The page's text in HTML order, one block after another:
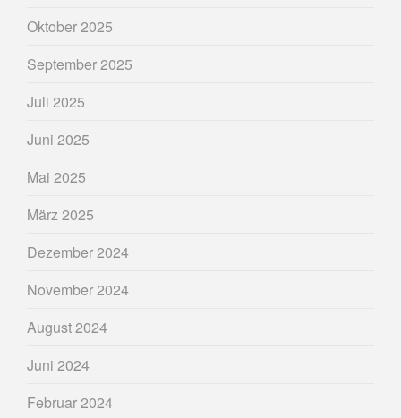
Oktober 2025
September 2025
Juli 2025
Juni 2025
Mai 2025
März 2025
Dezember 2024
November 2024
August 2024
Juni 2024
Februar 2024